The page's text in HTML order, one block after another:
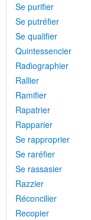
Se purifier
Se putréfier
Se qualifier
Quintessencier
Radiographier
Rallier
Ramifier
Rapatrier
Rapparier
Se rapproprier
Se raréfier
Se rassasier
Razzier
Réconcilier
Recopier